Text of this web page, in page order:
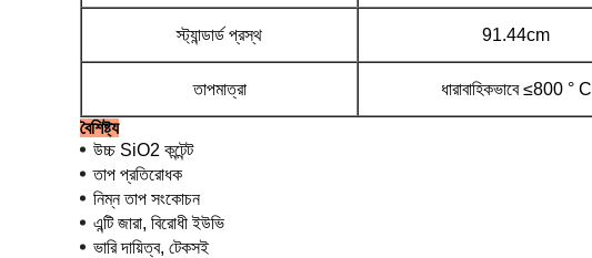
স্ট্যান্ডার্ড প্রস্থ 91.44cm
তাপমাত্রা ধারাবাহিকভাবে ≤800 ° C
বৈশিষ্ট্য
উচ্চ SiO2 কন্টেন্ট
তাপ প্রতিরোধক
নিম্ন তাপ সংকোচন
এন্টি জারা, বিরোধী ইউভি
ভারি দায়িত্ব, টেকসই